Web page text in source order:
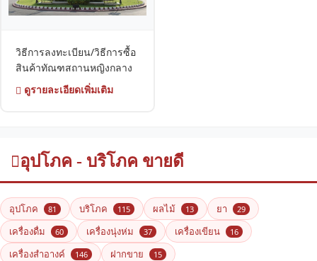
วิธีการลงทะเบียน/วิธีการซื้อ
สินค้าทัณฑสถานหญิงกลาง
ดูรายละเอียดเพิ่มเติม
อุปโภค - บริโภค ขายดี
อุปโภค 81 บริโภค 115 ผลไม้ 13 ยา 29
เครื่องดื่ม 60 เครื่องนุ่งห่ม 37 เครื่องเขียน 16
เครื่องสำอางค์ 146 ฝากขาย 15